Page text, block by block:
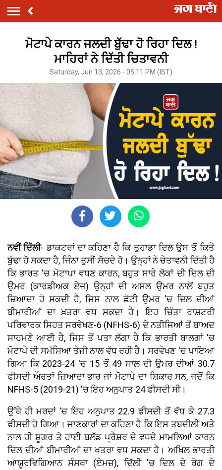
ਮੋਟਾਪੇ ਕਾਰਨ ਜਲਦੀ ਬੁੱਢਾ ਹੋ ਰਿਹਾ ਦਿਲ !
ਮਾਹਿਰਾਂ ਨੇ ਦਿੱਤੀ ਚਿਤਾਵਨੀ
Saturday, Jun 13, 2026 - 05:11 PM (IST)
ਨਵੀਂ ਦਿੱਲੀ- ਡਾਕਟਰਾਂ ਦਾ ਕਹਿਣਾ ਹੈ ਕਿ ਤੁਹਾਡਾ ਦਿਲ ਉਸ ਤੋਂ ਕਿਤੇ
ਬੁੱਢਾ ਹੋ ਸਕਦਾ ਹੈ, ਜਿੰਨਾ ਤੁਸੀਂ ਸੋਚਦੇ ਹੋ। ਉਨ੍ਹਾਂ ਨੇ ਚੇਤਾਵਨੀ ਦਿੱਤੀ ਹੈ
ਕਿ ਭਾਰਤ 'ਚ ਮੋਟਾਪਾ ਵਧਣ ਕਾਰਨ, ਬਹੁਤ ਸਾਰੇ ਲੋਕਾਂ ਦੀ ਦਿਲ ਦੀ
ਉਮਰ (ਕਾਰਡੀਅਕ ਏਜ) ਉਨ੍ਹਾਂ ਦੀ ਅਸਲ ਉਮਰ ਨਾਲੋਂ ਬਹੁਤ
ਜ਼ਿਆਦਾ ਹੋ ਸਕਦੀ ਹੈ, ਜਿਸ ਨਾਲ ਛੋਟੀ ਉਮਰ 'ਚ ਦਿਲ ਦੀਆਂ
ਬੀਮਾਰੀਆਂ ਦਾ ਖ਼ਤਰਾ ਵਧ ਸਕਦਾ ਹੈ। ਇਹ ਚਿੰਤਾ ਰਾਸ਼ਟਰੀ
ਪਰਿਵਾਰਕ ਸਿਹਤ ਸਰਵੇਖਣ-6 (NFHS-6) ਦੇ ਨਤੀਜਿਆਂ ਤੋਂ ਬਾਅਦ
ਸਾਹਮਣੇ ਆਈ ਹੈ, ਜਿਸ ਤੋਂ ਪਤਾ ਲੱਗਾ ਹੈ ਕਿ ਭਾਰਤੀ ਬਾਲਗਾਂ 'ਚ
ਮੋਟਾਪੇ ਦੀ ਸਮੱਸਿਆ ਤੇਜ਼ੀ ਨਾਲ ਵੱਧ ਰਹੀ ਹੈ। ਸਰਵੇਖਣ 'ਚ ਪਾਇਆ
ਗਿਆ ਕਿ 2023-24 'ਚ 15 ਤੋਂ 49 ਸਾਲ ਦੀ ਉਮਰ ਦੀਆਂ 30.7
ਫੀਸਦੀ ਔਰਤਾਂ ਜ਼ਿਆਦਾ ਭਾਰ ਜਾਂ ਮੋਟਾਪੇ ਦਾ ਸ਼ਿਕਾਰ ਸਨ, ਜਦੋਂ ਕਿ
NFHS-5 (2019-21) 'ਚ ਇਹ ਅਨੁਪਾਤ 24 ਫੀਸਦੀ ਸੀ।
ਉੱਥੇ ਹੀ ਮਰਦਾਂ 'ਚ ਇਹ ਅਨੁਪਾਤ 22.9 ਫੀਸਦੀ ਤੋਂ ਵੱਧ ਕੇ 27.3
ਫੀਸਦੀ ਹੋ ਗਿਆ। ਜਾਣਕਾਰਾਂ ਦਾ ਕਹਿਣਾ ਹੈ ਕਿ ਇਸ ਤਬਦੀਲੀ ਅਤੇ
ਨਾਲ ਹੀ ਸ਼ੂਗਰ ਤੇ ਹਾਈ ਬਲੱਡ ਪ੍ਰੈਸ਼ਰ ਦੇ ਵਧਦੇ ਮਾਮਲਿਆਂ ਕਾਰਨ
ਦਿਲ ਦੀਆਂ ਬੀਮਾਰੀਆਂ ਦਾ ਖਤਰਾ ਵਧ ਸਕਦਾ ਹੈ। ਅਖਿਲ ਭਾਰਤੀ
ਆਯੂਰਵਿਗਿਆਨ ਸੰਸਥਾ (ਏਮਜ਼), ਦਿੱਲੀ 'ਚ ਦਿਲ ਦੇ ਰੋਗ ਦੇ